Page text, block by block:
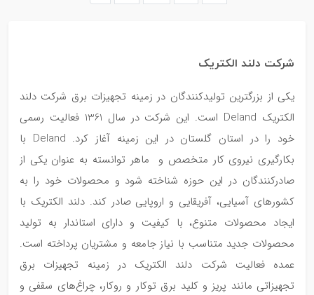
شرکت دلند الکتریک
یکی از بزرگترین تولیدکنندگان در زمینه تجهیزات برق شرکت دلند
الکتریک Deland است. این شرکت در سال 1361 فعالیت رسمی
خود را در استان گلستان در این زمینه آغاز کرد. Deland با
بکارگیری نیروی کار متخصص و ماهر توانسته به عنوان یکی از
صادرکنندگان در این حوزه شناخته شود و محصولات خود را به
کشورهای آسیایی، آفریقایی و اروپایی صادر کند. دلند الکتریک با
ایجاد محصولات متنوع، با کیفیت و دارای استاندار به تولید
محصولات جدید متناسب با نیاز جامعه و مشتریان پرداخته است.
عمده فعالیت شرکت دلند الکتریک در زمینه تجهیزات برق
تجهیزاتی مانند پریز و کلید برق توکار و روکار، چراغ‌های سقفی و